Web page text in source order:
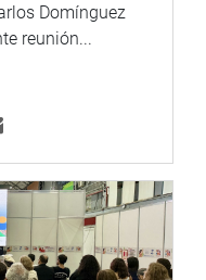
Domínguez
reunión...